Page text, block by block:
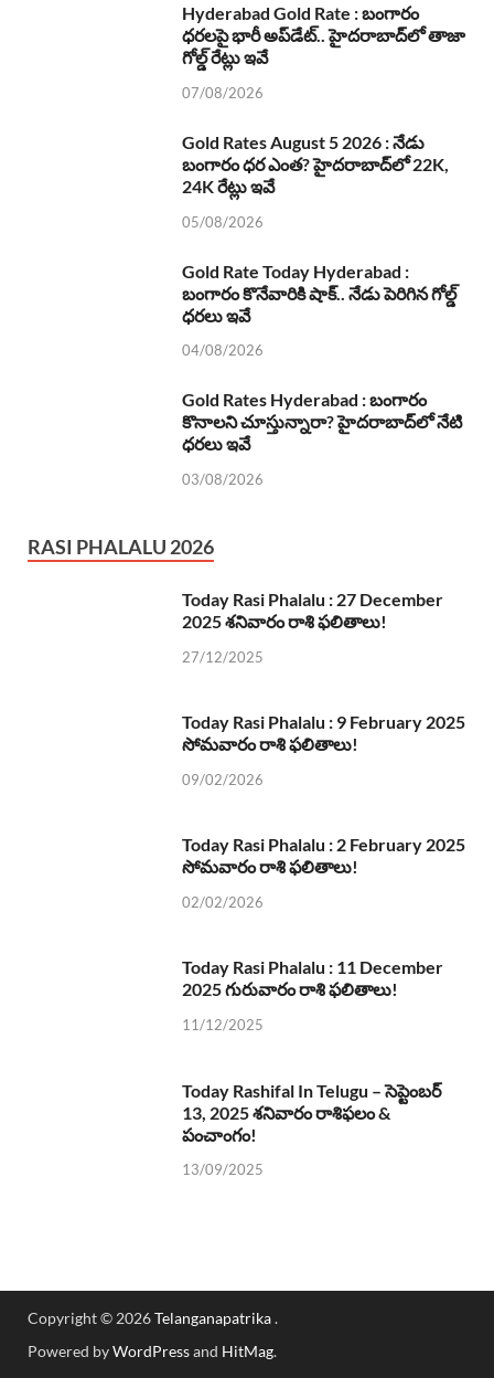
Hyderabad Gold Rate : బంగారం
ధరలపై భారీ అప్‌డేట్.. హైదరాబాద్‌లో తాజా
గోల్డ్ రేట్లు ఇవే
07/08/2026
Gold Rates August 5 2026 : నేడు
బంగారం ధర ఎంత? హైదరాబాద్‌లో 22K,
24K రేట్లు ఇవే
05/08/2026
Gold Rate Today Hyderabad :
బంగారం కొనేవారికి షాక్.. నేడు పెరిగిన గోల్డ్
ధరలు ఇవే
04/08/2026
Gold Rates Hyderabad : బంగారం
కొనాలని చూస్తున్నారా? హైదరాబాద్‌లో నేటి
ధరలు ఇవే
03/08/2026
RASI PHALALU 2026
Today Rasi Phalalu : 27 December
2025 శనివారం రాశి ఫలితాలు!
27/12/2025
Today Rasi Phalalu : 9 February 2025
సోమవారం రాశి ఫలితాలు!
09/02/2026
Today Rasi Phalalu : 2 February 2025
సోమవారం రాశి ఫలితాలు!
02/02/2026
Today Rasi Phalalu : 11 December
2025 గురువారం రాశి ఫలితాలు!
11/12/2025
Today Rashifal In Telugu – సెప్టెంబర్
13, 2025 శనివారం రాశిఫలం &
పంచాంగం!
13/09/2025
Copyright © 2026Telanganapatrika.
Powered byWordPressand HitMag.